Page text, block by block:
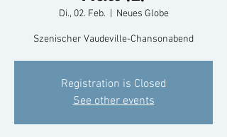
Di., 02. Feb. Neues Globe
Szenischer Vaudeville-Chansonabend
Registration is Closed
See other events